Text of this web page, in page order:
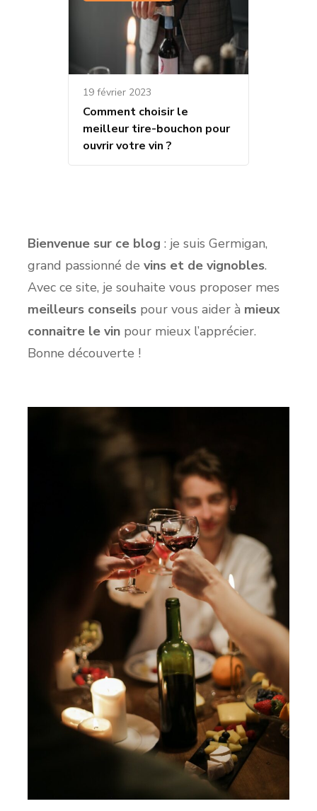
19 février 2023
Comment choisir le
meilleur tire-bouchon pour
ouvrir votre vin ?
Bienvenue sur ce blog : je suis Germigan,
grand passionné de vins et de vignobles.
Avec ce site, je souhaite vous proposer mes
meilleurs conseils pour vous aider à mieux
connaitre le vin pour mieux l’apprécier.
Bonne découverte !